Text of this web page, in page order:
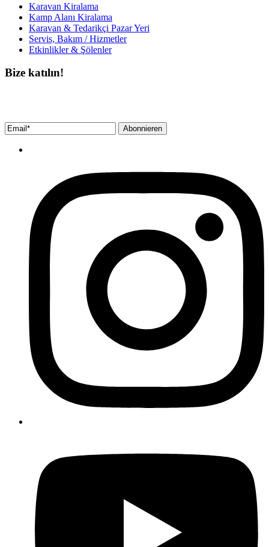
Karavan Kiralama
Kamp Alanı Kiralama
Karavan & Tedarikçi Pazar Yeri
Servis, Bakım / Hizmetler
Etkinlikler & Şölenler
Bize katılın!